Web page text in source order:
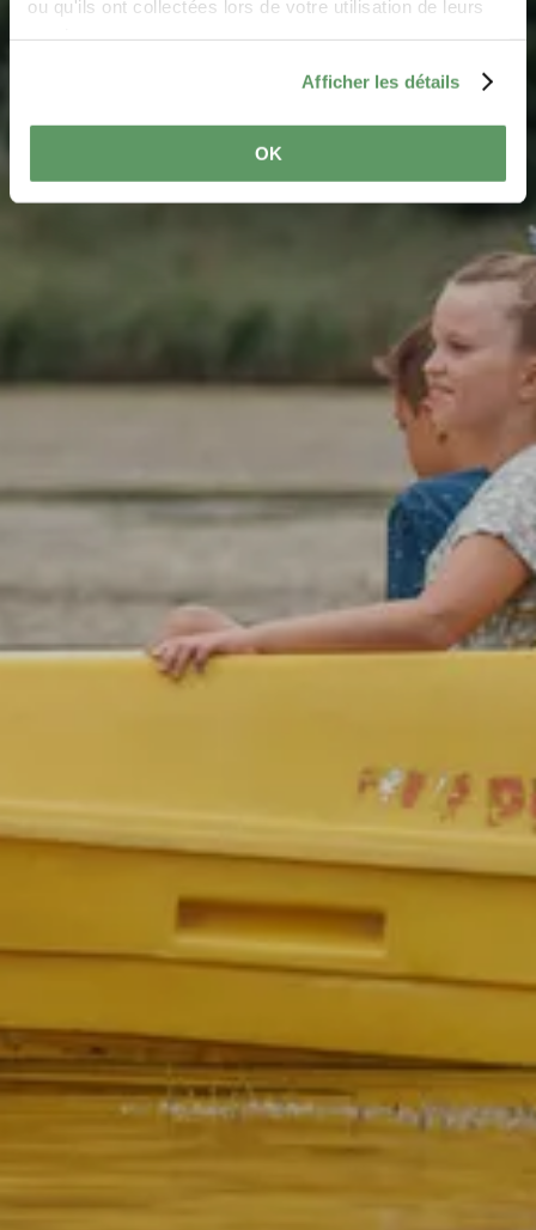
ou qu'ils ont collectées lors de votre utilisation de leurs
Afficher les détails
OK